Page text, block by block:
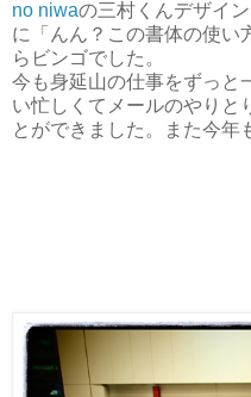
no niwaの三村くんデザイ
に「んん？この書体の使
らビンゴでした。
今も身延山の仕事をずっと
い忙しくてメールのやりと
とができました。また今年